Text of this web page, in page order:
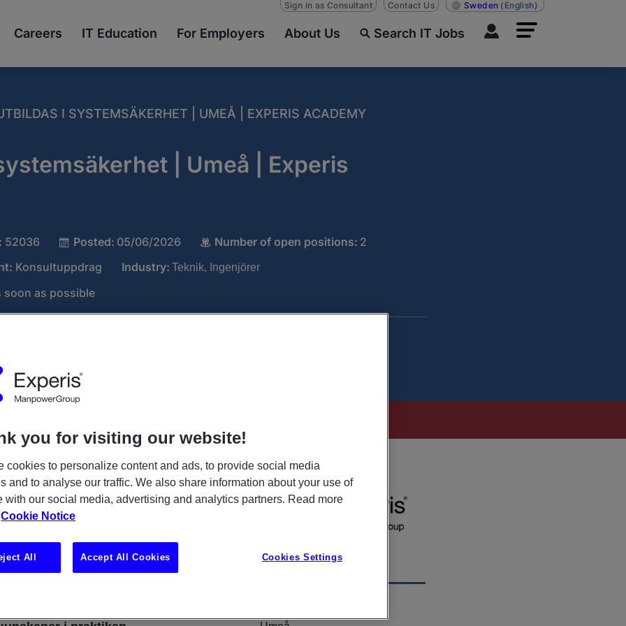
Careers IT Education For Employers About Us Search IT Jobs
Sign in as Consultant Contact Us Sweden (English)
I SYSTEMSÄKERHET | UMEÅ | EXPERIS ACADEMY
| Umeå | Experis
52036 Posted: 05/06/2026 Number of open positions: 2
Konsultuppdrag Industry: Teknik, Ingenjörer
soon as possible
och arbeta med avancerade
miljö inom
Experis Academy får du
dig inom systemsäkerhet.
i november och genomförs på
utbildning följer en 12
hos vår
där du får utvecklas vidare
you for visiting our website!
cookies to personalize content and ads, to provide social media
and to analyse our traffic. We also share information about your use of
with our social media, advertising and analytics partners. Read more
Cookie Notice
Cookies Settings
All Accept All Cookies